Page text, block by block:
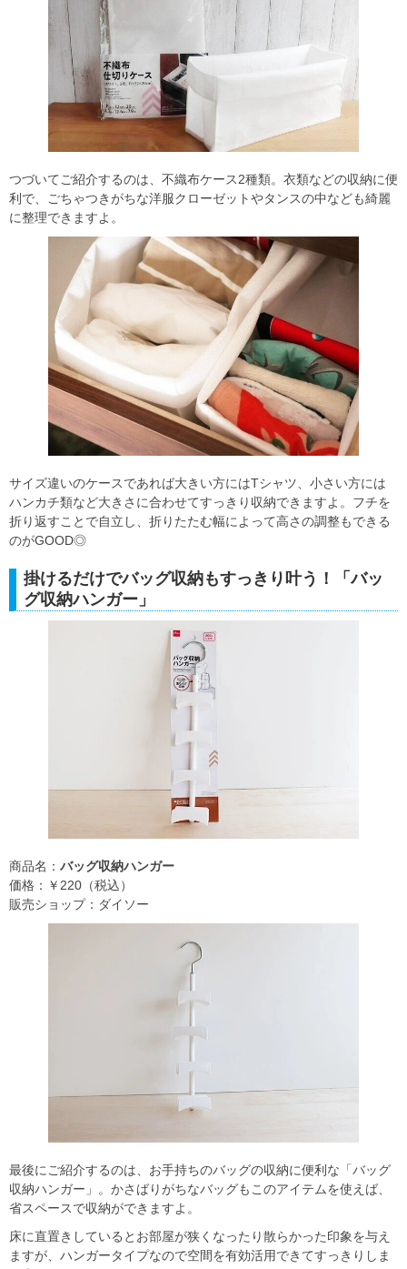
つづいてご紹介するのは、不織布ケース2種類。衣類などの収納に便
利で、ごちゃつきがちな洋服クローゼットやタンスの中なども綺麗
に整理できますよ。
サイズ違いのケースであれば大きい方にはTシャツ、小さい方には
ハンカチ類など大きさに合わせてすっきり収納できますよ。フチを
折り返すことで自立し、折りたたむ幅によって高さの調整もできる
のがGOOD◎
掛けるだけでバッグ収納もすっきり叶う！「バッ
グ収納ハンガー」
商品名： バッグ収納ハンガー
価格：￥220（税込）
販売ショップ：ダイソー
最後にご紹介するのは、お手持ちのバッグの収納に便利な「バッグ
収納ハンガー」。かさばりがちなバッグもこのアイテムを使えば、
省スペースで収納ができますよ。
床に直置きしているとお部屋が狭くなったり散らかった印象を与え
ますが、ハンガータイプなので空間を有効活用できてすっきりしま